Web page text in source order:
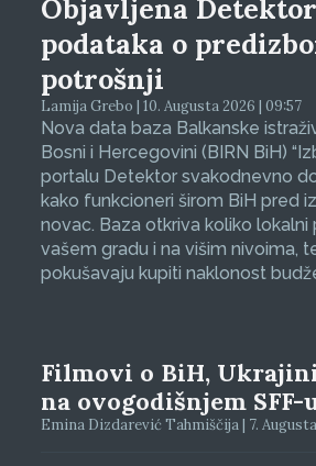
Objavljena
podataka o
potrošnji
Lamija Grebo | 10. Augusta 2026 | 09:57
Nova data baza Balkanske
Bosni i Hercegovini (BIRN BiH)
portalu Detektor svakodnevno
kako funkcioneri širom BiH pred
novac. Baza otkriva koliko lokalni
vašem gradu i na višim nivoima,
pokušavaju kupiti naklonost
Filmovi o BiH,
na ovogodišnjem SFF-
Emina Dizdarević Tahmiščija | 7.